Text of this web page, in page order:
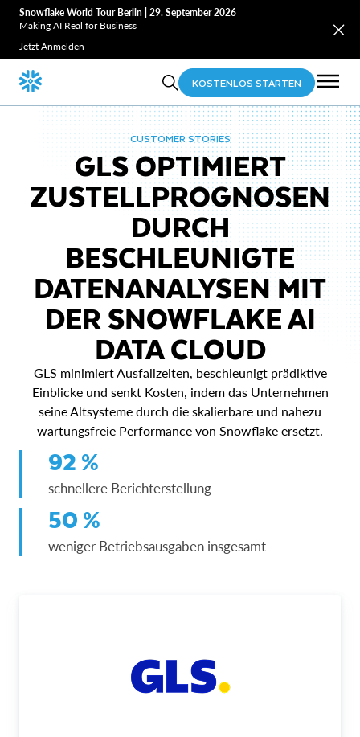
Snowflake World Tour Berlin | 29. September 2026
Making AI Real for Business
Jetzt Anmelden
KOSTENLOS STARTEN
CUSTOMER STORIES
GLS OPTIMIERT
ZUSTELLPROGNOSEN
DURCH
BESCHLEUNIGTE
DATENANALYSEN MIT
DER SNOWFLAKE AI
DATA CLOUD
GLS minimiert Ausfallzeiten, beschleunigt prädiktive
Einblicke und senkt Kosten, indem das Unternehmen
seine Altsysteme durch die skalierbare und nahezu
wartungsfreie Performance von Snowflake ersetzt.
92 %
schnellere Berichterstellung
50 %
weniger Betriebsausgaben insgesamt